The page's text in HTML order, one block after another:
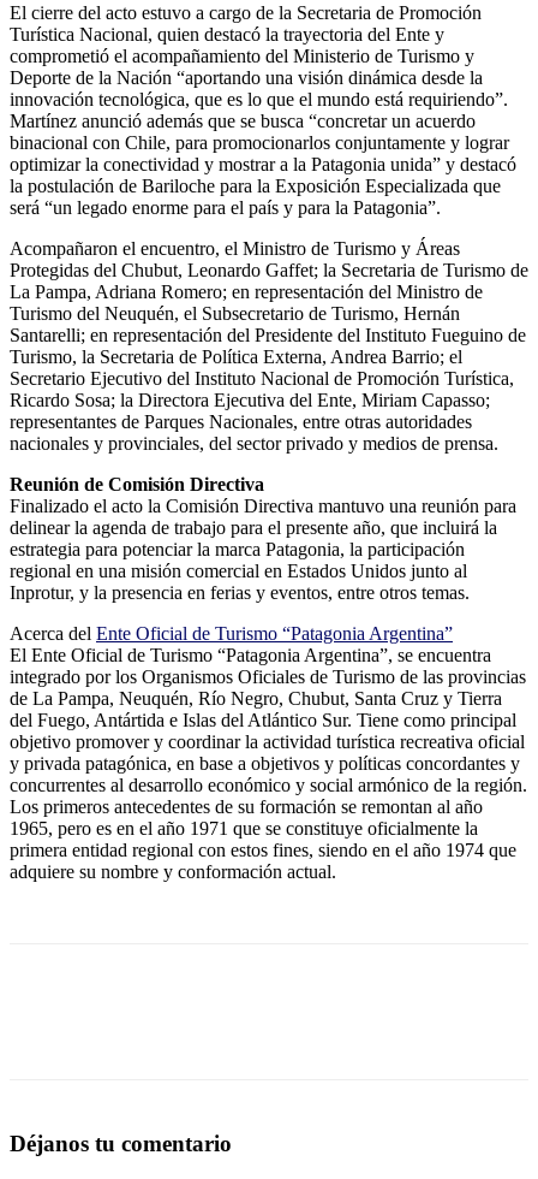
El cierre del acto estuvo a cargo de la Secretaria de Promoción
Turística Nacional, quien destacó la trayectoria del Ente y
comprometió el acompañamiento del Ministerio de Turismo y
Deporte de la Nación “aportando una visión dinámica desde la
innovación tecnológica, que es lo que el mundo está requiriendo”.
Martínez anunció además que se busca “concretar un acuerdo
binacional con Chile, para promocionarlos conjuntamente y lograr
optimizar la conectividad y mostrar a la Patagonia unida” y destacó
la postulación de Bariloche para la Exposición Especializada que
será “un legado enorme para el país y para la Patagonia”.
Acompañaron el encuentro, el Ministro de Turismo y Áreas
Protegidas del Chubut, Leonardo Gaffet; la Secretaria de Turismo de
La Pampa, Adriana Romero; en representación del Ministro de
Turismo del Neuquén, el Subsecretario de Turismo, Hernán
Santarelli; en representación del Presidente del Instituto Fueguino de
Turismo, la Secretaria de Política Externa, Andrea Barrio; el
Secretario Ejecutivo del Instituto Nacional de Promoción Turística,
Ricardo Sosa; la Directora Ejecutiva del Ente, Miriam Capasso;
representantes de Parques Nacionales, entre otras autoridades
nacionales y provinciales, del sector privado y medios de prensa.
Reunión de Comisión Directiva
Finalizado el acto la Comisión Directiva mantuvo una reunión para
delinear la agenda de trabajo para el presente año, que incluirá la
estrategia para potenciar la marca Patagonia, la participación
regional en una misión comercial en Estados Unidos junto al
Inprotur, y la presencia en ferias y eventos, entre otros temas.
Acerca del Ente Oficial de Turismo “Patagonia Argentina”
El Ente Oficial de Turismo “Patagonia Argentina”, se encuentra
integrado por los Organismos Oficiales de Turismo de las provincias
de La Pampa, Neuquén, Río Negro, Chubut, Santa Cruz y Tierra
del Fuego, Antártida e Islas del Atlántico Sur. Tiene como principal
objetivo promover y coordinar la actividad turística recreativa oficial
y privada patagónica, en base a objetivos y políticas concordantes y
concurrentes al desarrollo económico y social armónico de la región.
Los primeros antecedentes de su formación se remontan al año
1965, pero es en el año 1971 que se constituye oficialmente la
primera entidad regional con estos fines, siendo en el año 1974 que
adquiere su nombre y conformación actual.
Déjanos tu comentario